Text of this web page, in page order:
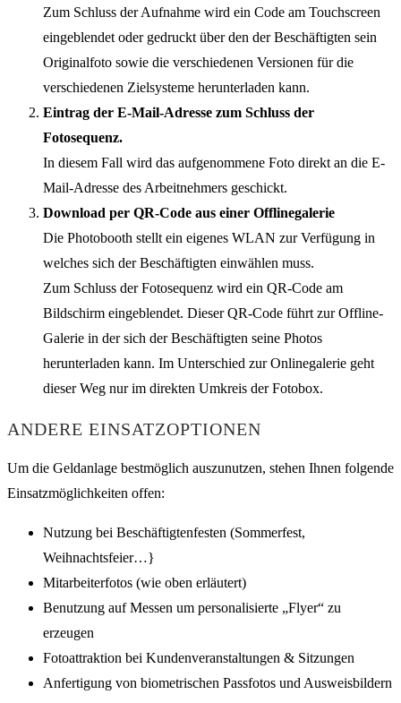
Zum Schluss der Aufnahme wird ein Code am Touchscreen
eingeblendet oder gedruckt über den der Beschäftigten sein
Originalfoto sowie die verschiedenen Versionen für die
verschiedenen Zielsysteme herunterladen kann.
Eintrag der E-Mail-Adresse zum Schluss der
Fotosequenz.
In diesem Fall wird das aufgenommene Foto direkt an die E-
Mail-Adresse des Arbeitnehmers geschickt.
Download per QR-Code aus einer Offlinegalerie
Die Photobooth stellt ein eigenes WLAN zur Verfügung in
welches sich der Beschäftigten einwählen muss.
Zum Schluss der Fotosequenz wird ein QR-Code am
Bildschirm eingeblendet. Dieser QR-Code führt zur Offline-
Galerie in der sich der Beschäftigten seine Photos
herunterladen kann. Im Unterschied zur Onlinegalerie geht
dieser Weg nur im direkten Umkreis der Fotobox.
ANDERE EINSATZOPTIONEN
Um die Geldanlage bestmöglich auszunutzen, stehen Ihnen folgende
Einsatzmöglichkeiten offen:
Nutzung bei Beschäftigtenfesten (Sommerfest,
Weihnachtsfeier…}
Mitarbeiterfotos (wie oben erläutert)
Benutzung auf Messen um personalisierte „Flyer“ zu
erzeugen
Fotoattraktion bei Kundenveranstaltungen & Sitzungen
Anfertigung von biometrischen Passfotos und Ausweisbildern